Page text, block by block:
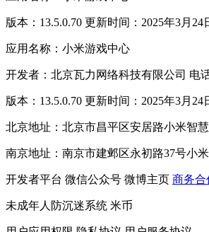
版本：13.5.0.70 更新时间：2025年3月24
应用名称：小米游戏中心
开发者：北京瓦力网络科技有限公司 电
版本：13.5.0.70 更新时间：2025年3月24
北京地址：北京市昌平区安居路小米智
南京地址：南京市建邺区永初路37号小
开发者平台 微信公众号 微博主页 商务合
未成年人防沉迷系统 米币